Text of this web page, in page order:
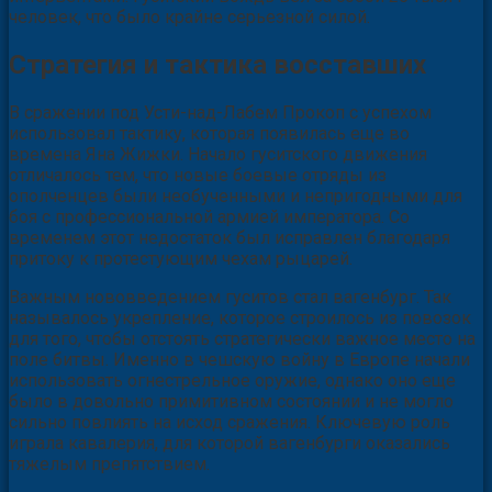
человек, что было крайне серьезной силой.
Стратегия и тактика восставших
В сражении под Усти-над-Лабем Прокоп с успехом
использовал тактику, которая появилась еще во
времена Яна Жижки. Начало гуситского движения
отличалось тем, что новые боевые отряды из
ополченцев были необученными и непригодными для
боя с профессиональной армией императора. Со
временем этот недостаток был исправлен благодаря
притоку к протестующим чехам рыцарей.
Важным нововведением гуситов стал вагенбург. Так
называлось укрепление, которое строилось из повозок
для того, чтобы отстоять стратегически важное место на
поле битвы. Именно в чешскую войну в Европе начали
использовать огнестрельное оружие, однако оно еще
было в довольно примитивном состоянии и не могло
сильно повлиять на исход сражения. Ключевую роль
играла кавалерия, для которой вагенбурги оказались
тяжелым препятствием.